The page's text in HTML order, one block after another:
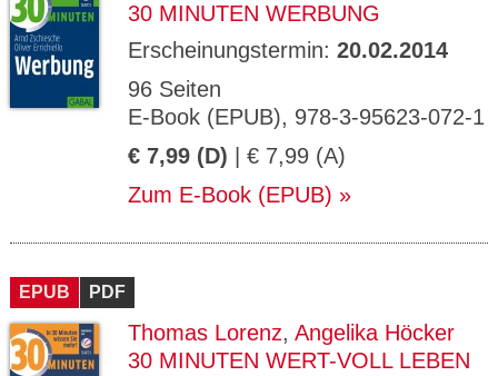
30 MINUTEN WERBUNG
Erscheinungstermin: 20.02.2014
96 Seiten
E-Book (EPUB), 978-3-95623-072-1
€ 7,99 (D) | € 7,99 (A)
Zum E-Book (EPUB)
EPUB PDF
Thomas Lorenz, Angelika Höcker
30 MINUTEN WERT-VOLL LEBEN